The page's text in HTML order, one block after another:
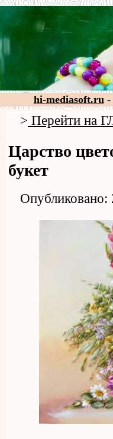
hi-mediasoft.ru-
> Перейти на
Царство
букет
Опубликовано: